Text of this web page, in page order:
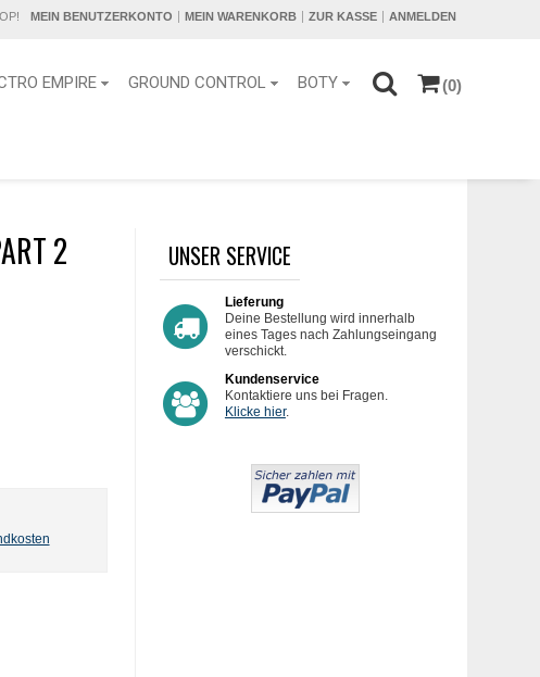
MEIN BENUTZERKONTO MEIN WARENKORB ZUR KASSE ANMELDEN
EMPIRE GROUND CONTROL BOTY (0)
2
UNSER SERVICE
Lieferung
Deine Bestellung wird innerhalb
eines Tages nach Zahlungseingang
verschickt.
Kundenservice
Kontaktiere uns bei Fragen.
Klicke hier.